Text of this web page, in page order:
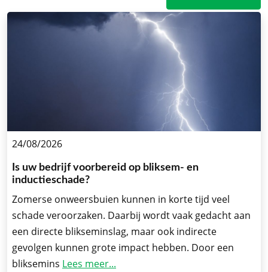
24/08/2026
Is uw bedrijf voorbereid op bliksem- en
inductieschade?
Zomerse onweersbuien kunnen in korte tijd veel
schade veroorzaken. Daarbij wordt vaak gedacht aan
een directe blikseminslag, maar ook indirecte
gevolgen kunnen grote impact hebben. Door een
bliksemins Lees meer...